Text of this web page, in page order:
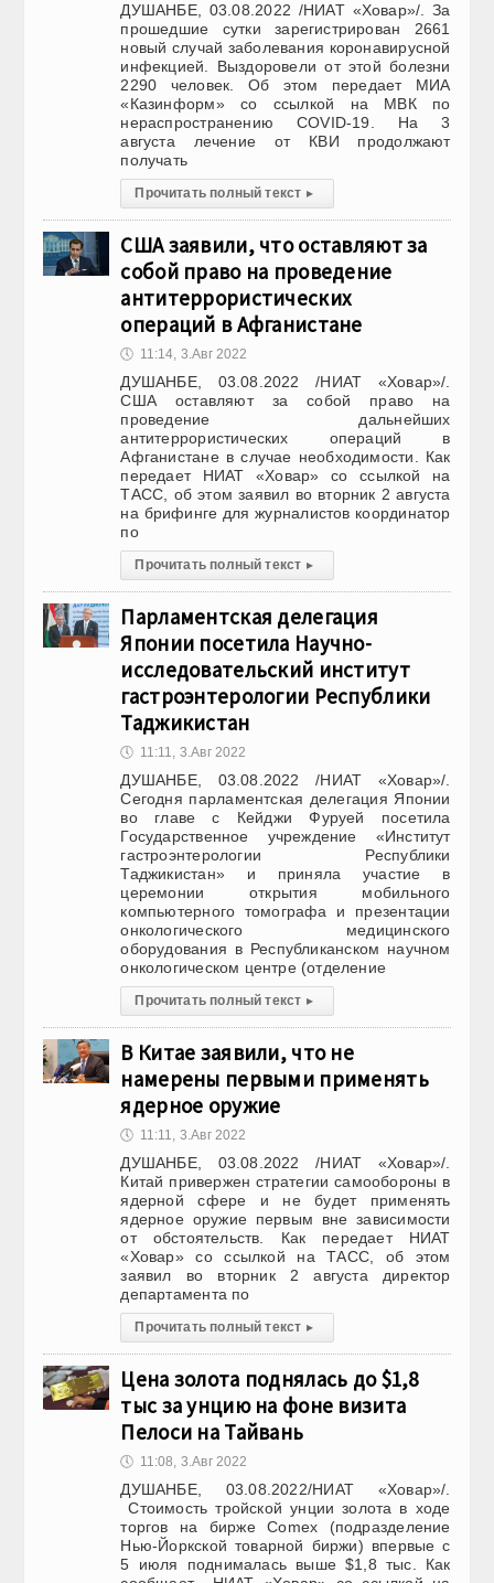
ДУШАНБЕ, 03.08.2022 /НИАТ «Ховар»/. За
прошедшие сутки зарегистрирован 2661
новый случай заболевания коронавирусной
инфекцией. Выздоровели от этой болезни
2290 человек. Об этом передает МИА
«Казинформ» со ссылкой на МВК по
нераспространению COVID-19. На 3
августа лечение от КВИ продолжают
получать
Прочитать полный текст ▸
США заявили, что оставляют за
собой право на проведение
антитеррористических
операций в Афганистане
🕔 11:14, 3.Авг 2022
ДУШАНБЕ, 03.08.2022 /НИАТ «Ховар»/.
США оставляют за собой право на
проведение дальнейших
антитеррористических операций в
Афганистане в случае необходимости. Как
передает НИАТ «Ховар» со ссылкой на
ТАСС, об этом заявил во вторник 2 августа
на брифинге для журналистов координатор
по
Прочитать полный текст ▸
Парламентская делегация
Японии посетила Научно-
исследовательский институт
гастроэнтерологии Республики
Таджикистан
🕔 11:11, 3.Авг 2022
ДУШАНБЕ, 03.08.2022 /НИАТ «Ховар»/.
Сегодня парламентская делегация Японии
во главе с Кейджи Фуруей посетила
Государственное учреждение «Институт
гастроэнтерологии Республики
Таджикистан» и приняла участие в
церемонии открытия мобильного
компьютерного томографа и презентации
онкологического медицинского
оборудования в Республиканском научном
онкологическом центре (отделение
Прочитать полный текст ▸
В Китае заявили, что не
намерены первыми применять
ядерное оружие
🕔 11:11, 3.Авг 2022
ДУШАНБЕ, 03.08.2022 /НИАТ «Ховар»/.
Китай привержен стратегии самообороны в
ядерной сфере и не будет применять
ядерное оружие первым вне зависимости
от обстоятельств. Как передает НИАТ
«Ховар» со ссылкой на ТАСС, об этом
заявил во вторник 2 августа директор
департамента по
Прочитать полный текст ▸
Цена золота поднялась до $1,8
тыс за унцию на фоне визита
Пелоси на Тайвань
🕔 11:08, 3.Авг 2022
ДУШАНБЕ, 03.08.2022/НИАТ «Ховар»/.
Стоимость тройской унции золота в ходе
торгов на бирже Comex (подразделение
Нью-Йоркской товарной биржи) впервые с
5 июля поднималась выше $1,8 тыс. Как